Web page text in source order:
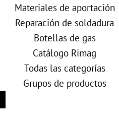
Materiales de aportación
Reparación de soldadura
Botellas de gas
Catálogo Rimag
Todas las categorías
Grupos de productos